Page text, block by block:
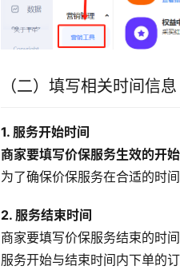
（二）填写相关时间信息
1. 服务开始时间
商家要填写价保服务生效的开
为了确保价保服务在合适的时
2. 服务结束时间
商家要填写价保服务结束的时间
服务开始与结束时间内下单的